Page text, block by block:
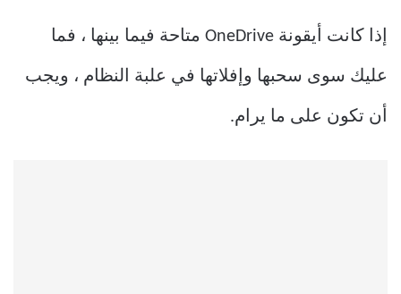
إذا كانت أيقونة OneDrive متاحة فيما بينها ، فما
عليك سوى سحبها وإفلاتها في علبة النظام ، ويجب
أن تكون على ما يرام.